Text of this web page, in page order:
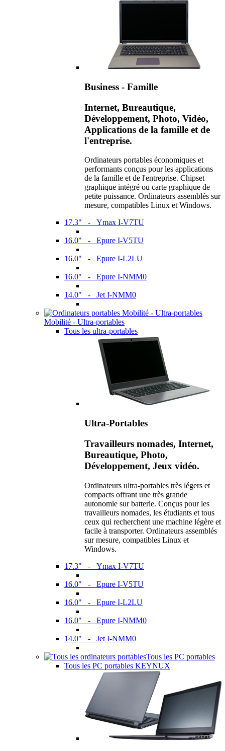
Business - Famille
Internet, Bureautique,
Développement, Photo, Vidéo,
Applications de la famille et de
l'entreprise.
Ordinateurs portables économiques et
performants conçus pour les applications
de la famille et de l'entreprise. Chipset
graphique intégré ou carte graphique de
petite puissance. Ordinateurs assemblés sur
mesure, compatibles Linux et Windows.
17.3" - Ymax I-V7TU
16.0" - Epure I-V5TU
16.0" - Epure I-L2LU
16.0" - Epure I-NMM0
14.0" - Jet I-NMM0
Mobilité - Ultra-portables
Tous les ultra-portables
Ultra-Portables
Travailleurs nomades, Internet,
Bureautique, Photo,
Développement, Jeux vidéo.
Ordinateurs ultra-portables très légers et
compacts offrant une très grande
autonomie sur batterie. Conçus pour les
travailleurs nomades, les étudiants et tous
ceux qui recherchent une machine légère et
facile à transporter. Ordinateurs assemblés
sur mesure, compatibles Linux et
Windows.
17.3" - Ymax I-V7TU
16.0" - Epure I-V5TU
16.0" - Epure I-L2LU
16.0" - Epure I-NMM0
14.0" - Jet I-NMM0
Tous les PC portables
Tous les PC portables KEYNUX